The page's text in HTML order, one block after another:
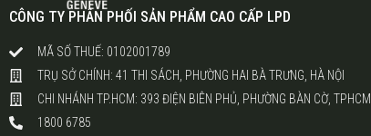
CÔNG TY PHÂN PHỐI SẢN PHẨM CAO CẤP LPD
MÃ SỐ THUẾ: 0102001789
TRỤ SỞ CHÍNH: 41 THI SÁCH, PHƯỜNG HAI BÀ TRƯNG, HÀ NỘI
CHI NHÁNH TP.HCM: 393 ĐIỆN BIÊN PHỦ, PHƯỜNG BÀN CỜ, TPHCM
1800 6785